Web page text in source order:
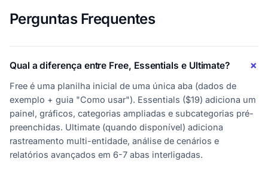
Perguntas Frequentes
Qual a diferença entre Free, Essentials e Ultimate?
Free é uma planilha inicial de uma única aba (dados de
exemplo + guia "Como usar"). Essentials ($19) adiciona um
painel, gráficos, categorias ampliadas e subcategorias pré-
preenchidas. Ultimate (quando disponível) adiciona
rastreamento multi-entidade, análise de cenários e
relatórios avançados em 6-7 abas interligadas.